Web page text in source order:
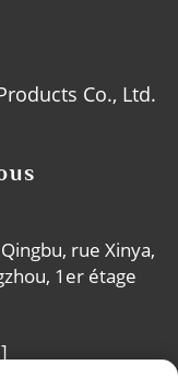
Co., Ltd.
rue Xinya,
1er étage